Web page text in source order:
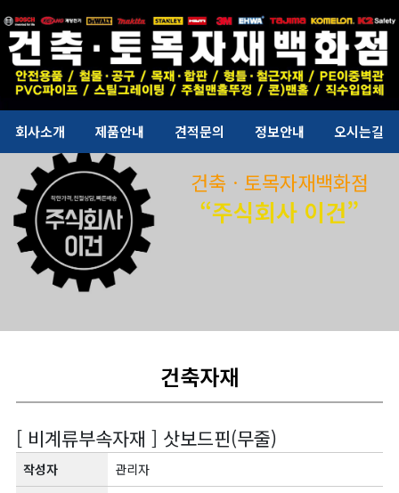
회사소개 제품안내 견적문의 정보안내 오시는길
건축ㆍ토목자재백화점
“주식회사 이건”
건축자재
[ 비계류부속자재 ] 삿보드핀(무줄)
작성자
관리자